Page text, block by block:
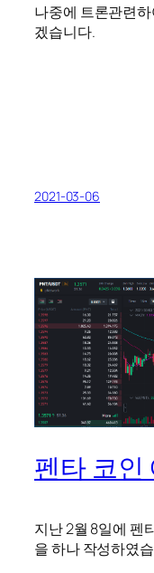
나중에 트론관련
겠습니다.
2021-03-06
펜타 코인
지난 2월 8일에 펜
을 하나 작성하였